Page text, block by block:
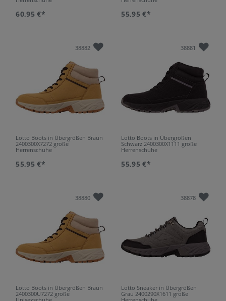
60,95 €* 55,95 €*
38882
Lotto Boots in Übergrößen Braun
2400300X7272 große
Herrenschuhe
55,95 €*
38881
Lotto Boots in Übergrößen
Schwarz 2400300X1111 große
Herrenschuhe
55,95 €*
38880
Lotto Boots in Übergrößen Braun
2400300U7272 große
38878
Lotto Sneaker in Übergrößen
Grau 2400290X1611 große